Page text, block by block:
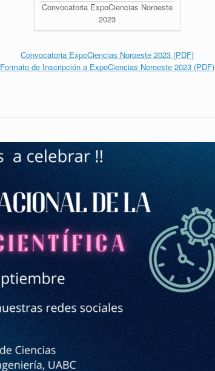
Convocatoria ExpoCiencias Noroeste
2023
Convocatoria ExpoCiencias Noroeste 2023 (PDF)
Formato de Inscripción a ExpoCiencias Noroeste 2023 (PDF)